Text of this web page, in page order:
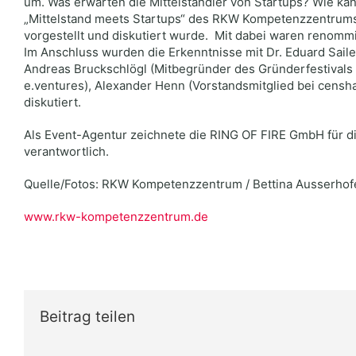
„Mittelstand meets Startups“ des RKW
vorgestellt und diskutiert wurde. Mit dabei waren
Im Anschluss wurden die Erkenntnisse mit Dr. Eduard
Andreas Bruckschlögl (Mitbegründer des
e.ventures), Alexander Henn (Vorstandsmitglied bei
diskutiert.
Als Event-Agentur zeichnete die RING OF FIRE GmbH
verantwortlich.
Quelle/Fotos: RKW Kompetenzzentrum / Bettina
www.rkw-kompetenzzentrum.de
Beitrag teilen